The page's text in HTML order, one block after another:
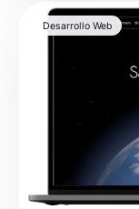
Desarrollo Web